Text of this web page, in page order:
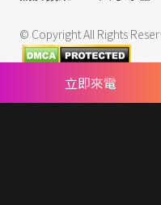
© Copyright All Rights
立即來電